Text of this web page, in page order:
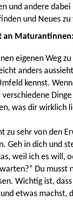
und andere
und Neues zu
an Maturantinnen:
eigenen Weg
anders
kennst.
Dinge
was dir wirklich
zu sehr von den
Geh in dich und
weil ich es will,
Du musst
Wichtig ist,
etwas machst,